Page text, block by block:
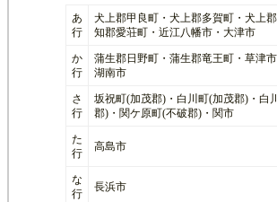
あ
行
犬上郡甲良町・犬上郡多賀町・犬上
知郡愛荘町・近江八幡市・大津市
か
行
蒲生郡日野町・蒲生郡竜王町・草津市
湖南市
さ
行
坂祝町(加茂郡)・白川町(加茂郡)・白
郡)・関ケ原町(不破郡)・関市
た
行
高島市
な
行
長浜市